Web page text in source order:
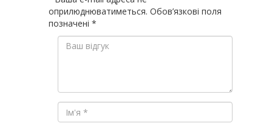
оприлюднюватиметься. Обов’язкові поля
позначені *